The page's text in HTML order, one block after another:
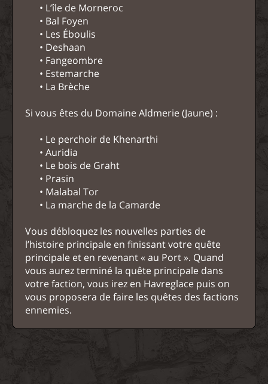
• L’île de Morneroc
• Bal Foyen
• Les Éboulis
• Deshaan
• Fangeombre
• Estemarche
• La Brèche
Si vous êtes du Domaine Aldmerie (Jaune) :
• Le perchoir de Khenarthi
• Auridia
• Le bois de Graht
• Prasin
• Malabal Tor
• La marche de la Camarde
Vous débloquez les nouvelles parties de
l’histoire principale en finissant votre quête
principale et en revenant « au Port ». Quand
vous aurez terminé la quête principale dans
votre faction, vous irez en Havreglace puis on
vous proposera de faire les quêtes des factions
ennemies.